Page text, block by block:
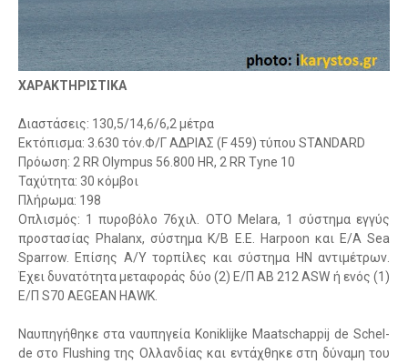
ΧΑΡΑΚΤΗΡΙΣΤΙΚΑ
Διαστάσεις: 130,5/14,6/6,2 μέτρα
Εκτόπισμα: 3.630 τόν.Φ/Γ ΑΔΡΙΑΣ (F 459) τύπου STANDARD
Πρόωση: 2 RR Olympus 56.800 HR, 2 RR Tyne 10
Ταχύτητα: 30 κόμβοι
Πλήρωμα: 198
Οπλισμός: 1 πυροβόλο 76χιλ. ΟΤΟ Melara, 1 σύστημα εγγύς
προστασίας Phalanx, σύστημα Κ/Β Ε.Ε. Harpoon και Ε/Α Sea
Sparrow. Επίσης Α/Υ τορπίλες και σύστημα ΗΝ αντιμέτρων.
Έχει δυνατότητα μεταφοράς δύο (2) Ε/Π AB 212 ASW ή ενός (1)
Ε/Π S70 AEGEAN HAWK.
Ναυπηγήθηκε στα ναυπηγεία Koniklijke Maatschappij de Schel-
de στο Flushing της Ολλανδίας και εντάχθηκε στη δύναμη του